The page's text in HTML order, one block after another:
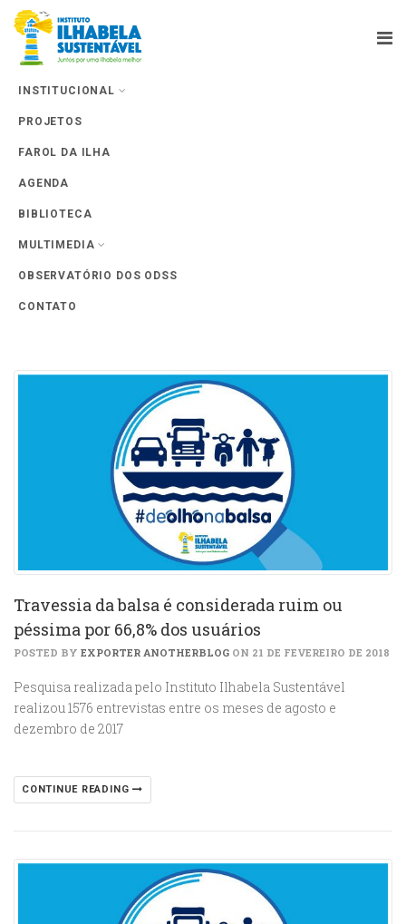
INSTITUCIONAL
PROJETOS
FAROL DA ILHA
AGENDA
BIBLIOTECA
MULTIMEDIA
OBSERVATÓRIO DOS ODSS
CONTATO
Tag Archives: #deolhonabalsa
Travessia da balsa é considerada ruim ou
péssima por 66,8% dos usuários
POSTED BY EXPORTER ANOTHERBLOG ON 21 DE FEVEREIRO DE 2018
Pesquisa realizada pelo Instituto Ilhabela Sustentável
realizou 1576 entrevistas entre os meses de agosto e
dezembro de 2017
CONTINUE READING